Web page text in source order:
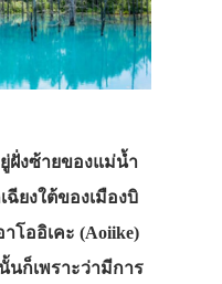
ฝั่งซ้ายของแม่น้ำ
ฉียงใต้ของเมืองบิ
โออิเคะ (Aoiike)
นก็เพราะว่ามีการ